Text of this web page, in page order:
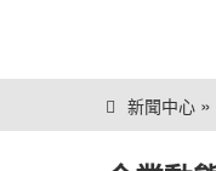
新聞中心 »